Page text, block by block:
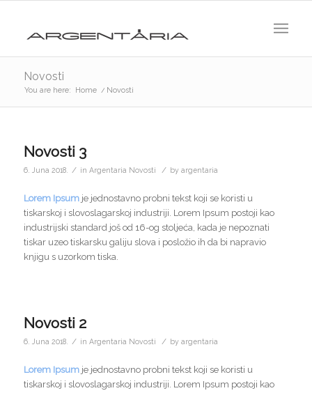
Novosti
You are here: Home / Novosti
Novosti 3
6. Juna 2018. / in Argentaria Novosti / by argentaria
Lorem Ipsumje jednostavno probni tekst koji se koristi u
tiskarskoj i slovoslagarskoj industriji. Lorem Ipsum postoji kao
industrijski standard još od 16-og stoljeća, kada je nepoznati
tiskar uzeo tiskarsku galiju slova i posložio ih da bi napravio
knjigu s uzorkom tiska.
Novosti 2
6. Juna 2018. / in Argentaria Novosti / by argentaria
Lorem Ipsumje jednostavno probni tekst koji se koristi u
tiskarskoj i slovoslagarskoj industriji. Lorem Ipsum postoji kao